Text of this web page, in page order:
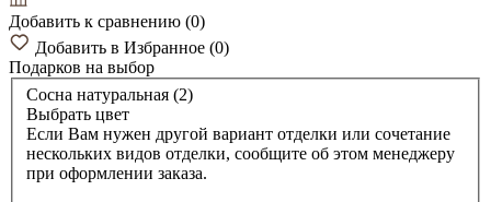
Добавить к сравнению (0)
Добавить в Избранное (0)
Подарков на выбор
Сосна натуральная (2)
Выбрать цвет
Если Вам нужен другой вариант отделки или сочетание
нескольких видов отделки, сообщите об этом менеджеру
при оформлении заказа.